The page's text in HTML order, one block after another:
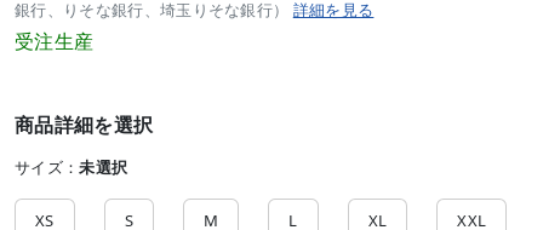
銀行、りそな銀行、埼玉りそな銀行） 詳細を見る
受注生産
商品詳細を選択
サイズ：未選択
XS S M L XL XXL